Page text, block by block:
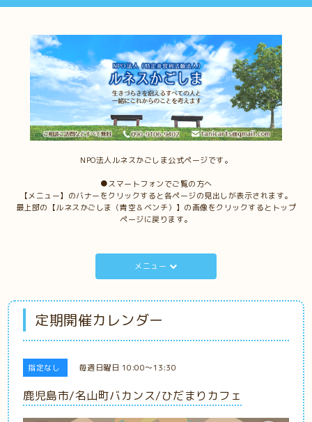
NPO法人ルネスかごしま公式ページです。
●スマートフォンでご覧の方へ
【メニュー】のバナーをクリックすると各ページの見出しが表示されます。
最上部の【ルネスかごしま（青空＆ベンチ）】の画像をクリックするとトップ
ページに戻ります。
メニュー
定期開催カレンダー
指定なし 毎週日曜日 10:00～13:30
鹿児島市/名山町バカンス/ひだまりカフェ